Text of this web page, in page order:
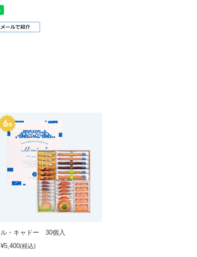
ル・キャドー 30個入
¥5,400(税込)